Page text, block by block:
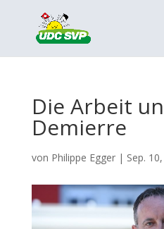
Die Arbeit
Demierre
von Philippe Egger| Sep.